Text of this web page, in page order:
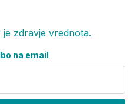
zdravje vrednota.
na email